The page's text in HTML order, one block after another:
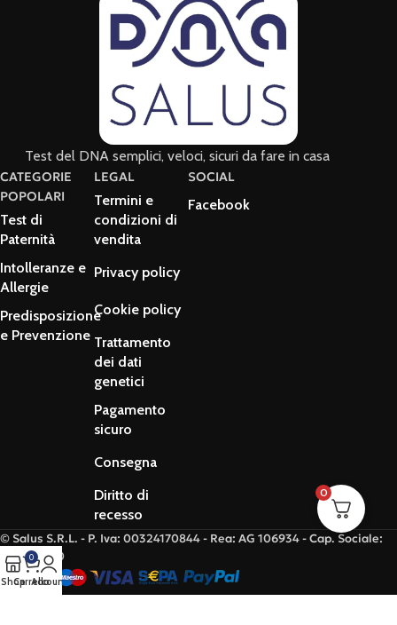
Test del DNA semplici, veloci, sicuri da fare in casa
CATEGORIE
POPOLARI
Test di
Paternità
Intolleranze e
Allergie
Predisposizione
e Prevenzione
LEGAL
Termini e
condizioni di
vendita
Privacy policy
Cookie policy
Trattamento
dei dati
genetici
Pagamento
sicuro
Consegna
Diritto di
recesso
SOCIAL
Facebook
© Salus S.R.L. - P. Iva: 00324170844 - Rea: AG 106934 - Cap. Sociale:
€10.845,00
Shop
0
CarrelloAccount
0